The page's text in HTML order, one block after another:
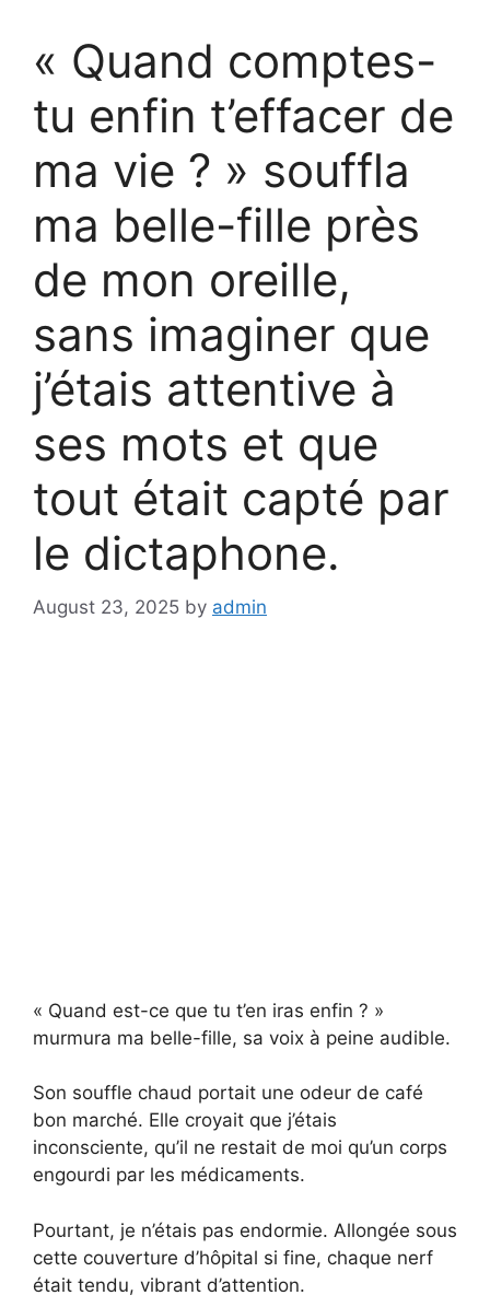
« Quand comptes-
tu enfin t’effacer de
ma vie ? » souffla
ma belle-fille près
de mon oreille,
sans imaginer que
j’étais attentive à
ses mots et que
tout était capté par
le dictaphone.
August 23, 2025 by admin
« Quand est-ce que tu t’en iras enfin ? »
murmura ma belle-fille, sa voix à peine audible.
Son souffle chaud portait une odeur de café
bon marché. Elle croyait que j’étais
inconsciente, qu’il ne restait de moi qu’un corps
engourdi par les médicaments.
Pourtant, je n’étais pas endormie. Allongée sous
cette couverture d’hôpital si fine, chaque nerf
était tendu, vibrant d’attention.